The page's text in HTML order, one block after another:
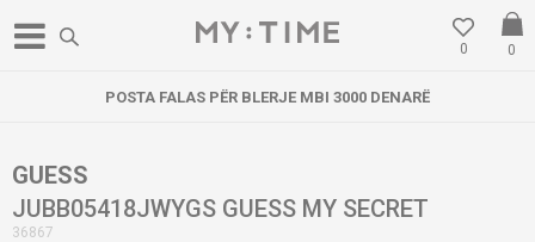
0
0
POSTA FALAS PËR BLERJE MBI 3000 DENARË
GUESS
JUBB05418JWYGS GUESS MY SECRET
36867